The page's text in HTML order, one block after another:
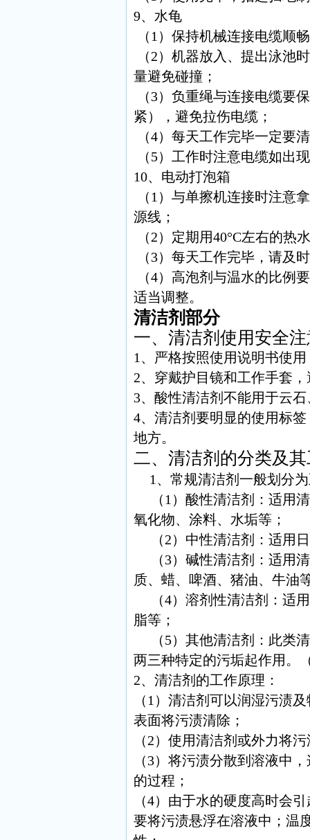
9、水龟
（1）保持机械连接电缆顺
（2）机器放入、提出泳池
量避免碰撞；
（3）负重绳与连接电缆要
紧），避免拉伤电缆；
（4）每天工作完毕一定要
（5）工作时注意电缆如出
10、电动打泡箱
（1）与单擦机连接时注意
源线；
（2）定期用40°C左右的热
（3）每天工作完毕，请及
（4）高泡剂与温水的比例
适当调整。
清洁剂部分
一、清洁剂使用安全
1、严格按照使用说明书使用
2、穿戴护目镜和工作手套
3、酸性清洁剂不能用于云
4、清洁剂要明显的使用标
地方。
二、清洁剂的分类及
1、常规清洁剂一般划分
（1）酸性清洁剂：适用
氧化物、涂料、水垢等；
（2）中性清洁剂：适用
（3）碱性清洁剂：适用
质、蜡、啤酒、猪油、牛油
（4）溶剂性清洁剂：适
脂等；
（5）其他清洁剂：此类
两三种特定的污垢起作用。
2、清洁剂的工作原理：
（1）清洁剂可以润湿污渍
表面将污渍清除；
（2）使用清洁剂或外力将
（3）将污渍分散到溶液中
的过程；
（4）由于水的硬度高时会
要将污渍悬浮在溶液中；温